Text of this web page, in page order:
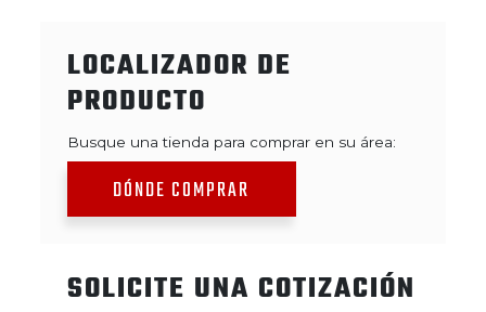
LOCALIZADOR DE
PRODUCTO
Busque una tienda para comprar en su área:
DÓNDE COMPRAR
SOLICITE UNA COTIZACIÓN